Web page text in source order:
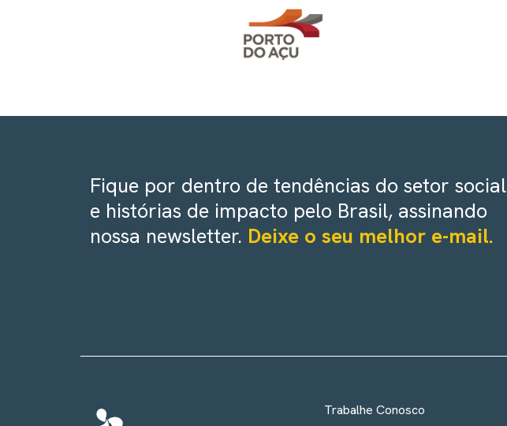
Fique por dentro de tendências do setor social
e histórias de impacto pelo Brasil, assinando
nossa newsletter. Deixe o seu melhor e-mail.
Trabalhe Conosco